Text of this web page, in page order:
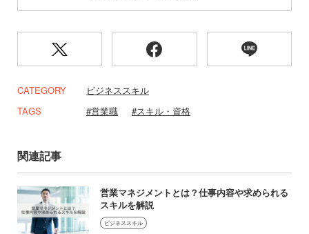
CATEGORY
ビジネススキル
TAGS
営業職 スキル・資格
関連記事
営業マネジメントとは？仕事内容や求められる
スキルを解説
ビジネススキル